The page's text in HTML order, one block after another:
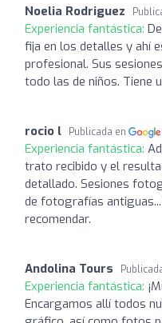
Noelia Rodriguez
Experiencia fantástica:
fija en los detalles y ahí
profesional. Sus
todo las de niños. Tiene
rocio l Publicada en
Experiencia fantástica:
trato recibido y el
detallado. Sesiones
de fotografías
recomendar.
Andolina Tours
Experiencia fantástica:
Encargamos allí todos